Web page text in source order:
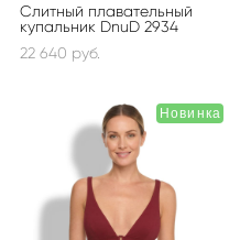
Слитный плавательный
купальник DnuD 2934
22 640 pуб.
Новинка